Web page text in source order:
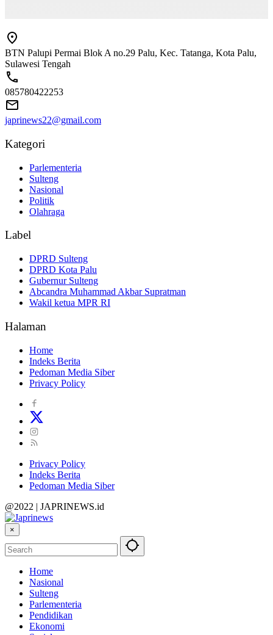
BTN Palupi Permai Blok A no.29 Palu, Kec. Tatanga, Kota Palu,
Sulawesi Tengah
085780422253
japrinews22@gmail.com
Kategori
Parlementeria
Sulteng
Nasional
Politik
Olahraga
Label
DPRD Sulteng
DPRD Kota Palu
Gubernur Sulteng
Abcandra Muhammad Akbar Supratman
Wakil ketua MPR RI
Halaman
Home
Indeks Berita
Pedoman Media Siber
Privacy Policy
Privacy Policy
Indeks Berita
Pedoman Media Siber
@2022 | JAPRINEWS.id
×
Home
Nasional
Sulteng
Parlementeria
Pendidikan
Ekonomi